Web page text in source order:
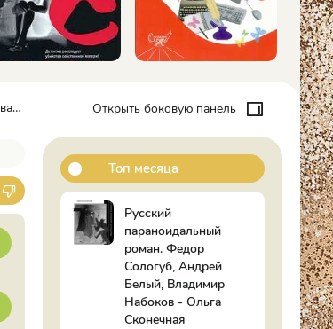
Открыть боковую панель
Топ месяца
Русский
параноидальный
роман. Федор
Сологуб, Андрей
Белый, Владимир
Набоков - Ольга
Сконечная